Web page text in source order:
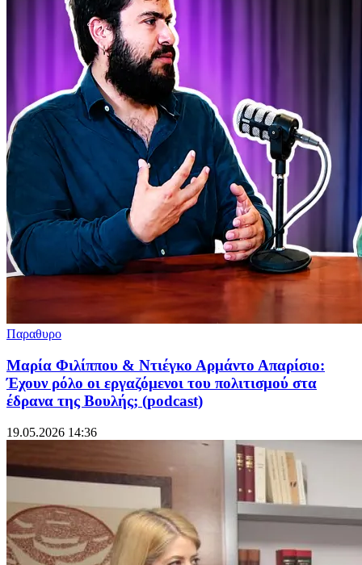
Παραθυρο
Μαρία Φιλίππου & Ντιέγκο Αρμάντο Απαρίσιο:
Έχουν ρόλο οι εργαζόμενοι του πολιτισμού στα
έδρανα της Βουλής; (podcast)
19.05.2026 14:36